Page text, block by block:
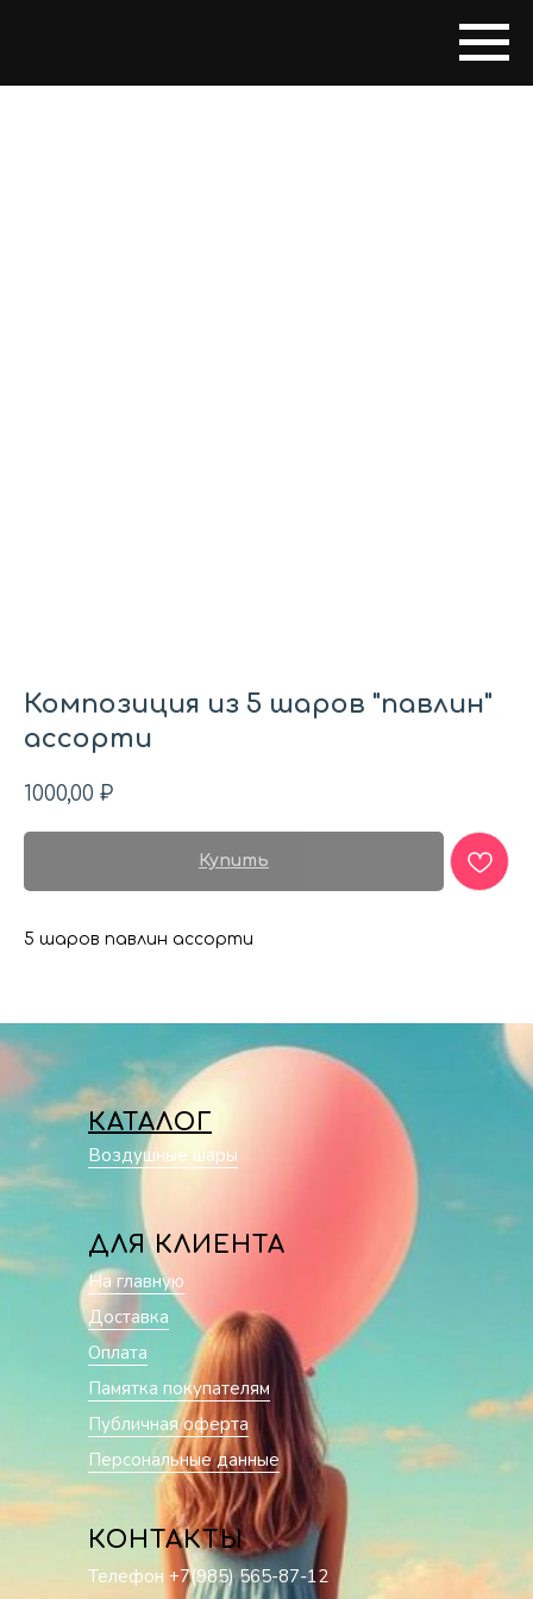
Композиция из 5 шаров "павлин"
ассорти
1000,00 ₽
Купить
5 шаров павлин ассорти
КАТАЛОГ
Воздушные шары
ДЛЯ КЛИЕНТА
На главную
Доставка
Оплата
Памятка покупателям
Публичная оферта
Персональные данные
КОНТАКТЫ
Телефон +7(985) 565-87-12